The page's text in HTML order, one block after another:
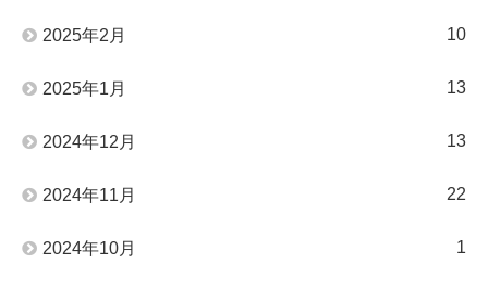
2025年2月 10
2025年1月 13
2024年12月 13
2024年11月 22
2024年10月 1